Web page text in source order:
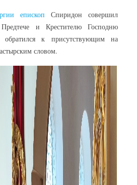
епископ Спиридон совершил
и Крестителю Господню
к присутствующим на
словом.